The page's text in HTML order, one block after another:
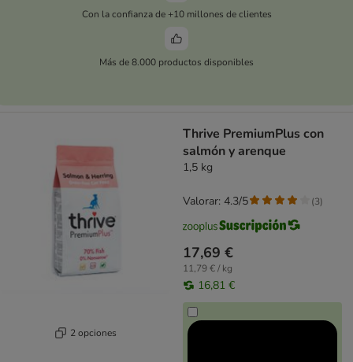
Con la confianza de +10 millones de clientes
Más de 8.000 productos disponibles
2 opciones
Thrive PremiumPlus con
salmón y arenque
1,5 kg
17,69 €
11,79 € / kg
16,81 €
Valorar: 4.3/5 (3)